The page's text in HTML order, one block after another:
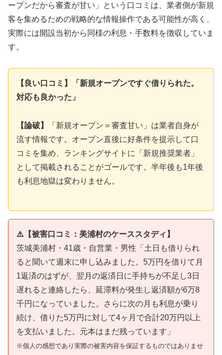
ープンだから審査が甘い」という口コミは、業者側が新規
客を集めるための戦略的な情報操作である可能性が高く、
実際には開設当初から同様の利息・手数料を徴収していま
す。
【良い口コミ】「新規オープンですぐ借りられた。
対応も良かった」
【論破】
「新規オープン＝審査甘い」は業者自身が
流す情報です。オープン直後に好条件を提示して口
コミを集め、ランキングサイトに「新規推奨業者」
として掲載されることがゴールです。半年後も1年後
も利息地獄は変わりません。
⚠️【被害口コミ：美浦村のケーススタディ】
茨城美浦村・41歳・自営業・男性「土日も借りられ
ると聞いて週末に申し込みました。5万円を借りて月
1返済のはずが、翌月の返済日に手持ちが不足し3日
遅れると連絡したら、延滞料が発生し返済額が6万8
千円になっていました。さらに次の月も利息が乗り
続け、借りた5万円に対して4ヶ月で合計20万円以上
を支払いました。元本はまだ残っています」
※個人の感想であり実際の被害内容を保証するものではありませ